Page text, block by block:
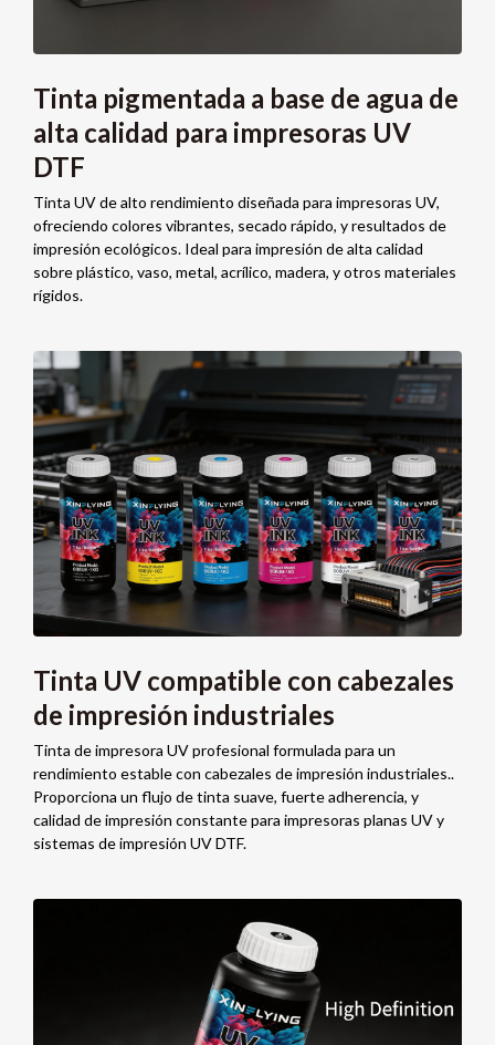
Tinta pigmentada a base de agua de
alta calidad para impresoras UV
DTF
Tinta UV de alto rendimiento diseñada para impresoras UV,
ofreciendo colores vibrantes, secado rápido, y resultados de
impresión ecológicos. Ideal para impresión de alta calidad
sobre plástico, vaso, metal, acrílico, madera, y otros materiales
rígidos.
Tinta UV compatible con cabezales
de impresión industriales
Tinta de impresora UV profesional formulada para un
rendimiento estable con cabezales de impresión industriales..
Proporciona un flujo de tinta suave, fuerte adherencia, y
calidad de impresión constante para impresoras planas UV y
sistemas de impresión UV DTF.